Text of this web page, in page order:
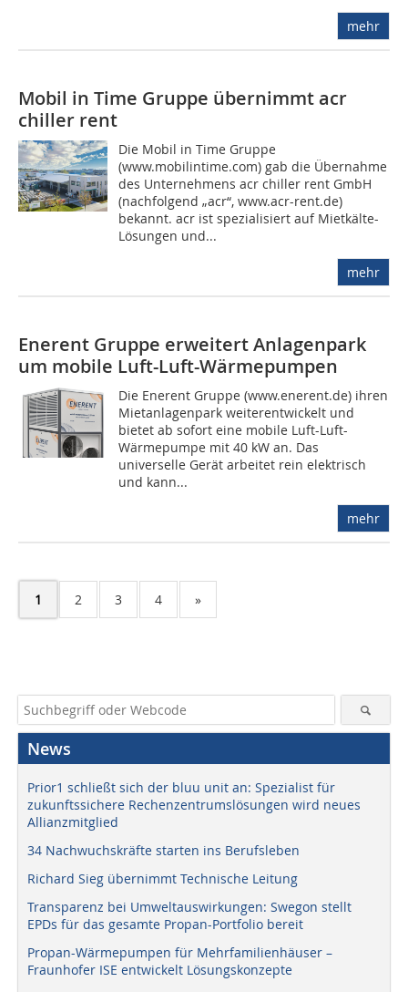
mehr
Mobil in Time Gruppe übernimmt acr
chiller rent
Die Mobil in Time Gruppe
(www.mobilintime.com) gab die Übernahme
des Unternehmens acr chiller rent GmbH
(nachfolgend „acr“, www.acr-rent.de)
bekannt. acr ist spezialisiert auf Mietkälte-
Lösungen und...
mehr
Enerent Gruppe erweitert Anlagenpark
um mobile Luft-Luft-Wärmepumpen
Die Enerent Gruppe (www.enerent.de) ihren
Mietanlagenpark weiterentwickelt und
bietet ab sofort eine mobile Luft-Luft-
Wärmepumpe mit 40 kW an. Das
universelle Gerät arbeitet rein elektrisch
und kann...
mehr
1 2 3 4 »
News
Prior1 schließt sich der bluu unit an: Spezialist für
zukunftssichere Rechenzentrumslösungen wird neues
Allianzmitglied
34 Nachwuchskräfte starten ins Berufsleben
Richard Sieg übernimmt Technische Leitung
Transparenz bei Umweltauswirkungen: Swegon stellt
EPDs für das gesamte Propan-Portfolio bereit
Propan-Wärmepumpen für Mehrfamilienhäuser –
Fraunhofer ISE entwickelt Lösungskonzepte